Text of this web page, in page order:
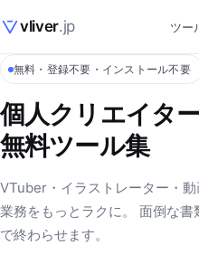
vliver.jp ツー
無料・登録不要・インストール不要
個人クリエイタ
無料ツール集
VTuber・イラストレーター・
業務をもっとラクに。 面倒な
で終わらせます。